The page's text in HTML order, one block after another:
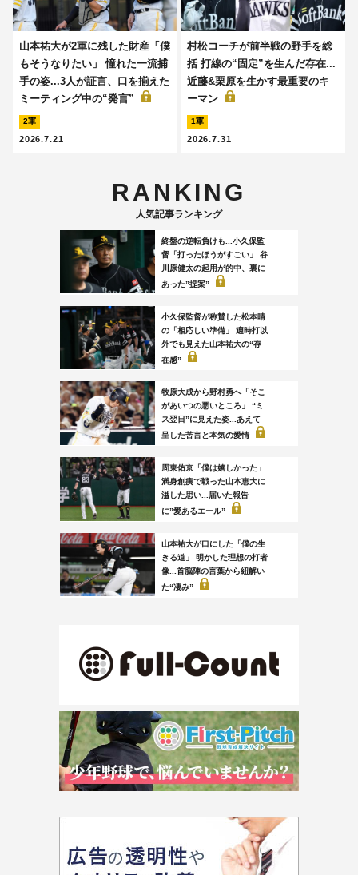
山本祐大が2軍に残した財産「僕
もそうなりたい」 憧れた一流捕
手の姿...3人が証言、口を揃えた
ミーティング中の“発言”
2軍
2026.7.21
村松コーチが前半戦の野手を総
括 打線の“固定”を生んだ存在...
近藤&栗原を生かす最重要のキ
ーマン
1軍
2026.7.31
RANKING
人気記事ランキング
終盤の逆転負けも...小久保監
督「打ったほうがすごい」 谷
川原健太の起用が的中、裏に
あった”提案”
小久保監督が称賛した松本晴
の「相応しい準備」 適時打以
外でも見えた山本祐大の“存
在感”
牧原大成から野村勇へ「そこ
があいつの悪いところ」 “ミ
ス翌日”に見えた姿...あえて
呈した苦言と本気の愛情
周東佑京「僕は嬉しかった」
満身創痍で戦った山本恵大に
溢した思い...届いた報告
に”愛あるエール”
山本祐大が口にした「僕の生
きる道」 明かした理想の打者
像...首脳陣の言葉から紐解い
た“凄み”